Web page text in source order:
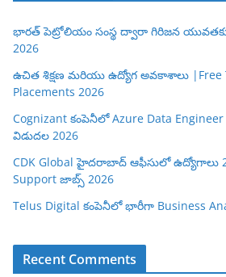
భారత్ పెట్రోలియం సంస్థ ద్వారా గిరిజన యువతకు
2026
ఉచిత శిక్షణ మరియు ఉద్యోగ అవకాశాలు |Free
Placements 2026
Cognizant కంపెనీలో Azure Data
విడుదల 2026
CDK Global హైదరాబాద్ ఆఫీసులో ఉద్యోగాలు
Support జాబ్స్ 2026
Telus Digital కంపెనీలో భారీగా Business
Recent Comments